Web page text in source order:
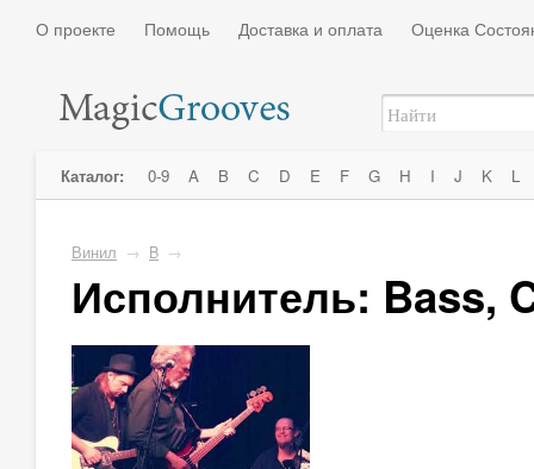
О проекте Помощь Доставка и оплата Оценка
Каталог: 0-9 A B C D E F G H I J K L
Винил → B →
Исполнитель: Bass,